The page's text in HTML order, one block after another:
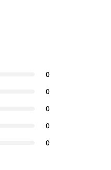
0
0
0
0
0